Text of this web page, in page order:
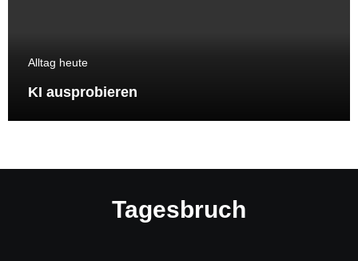
Alltag heute
KI ausprobieren
Tagesbruch